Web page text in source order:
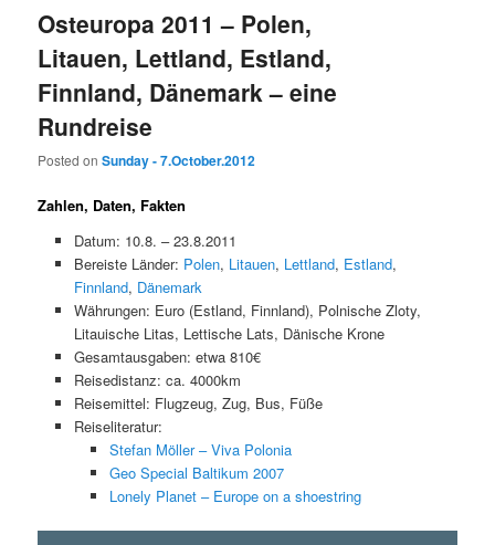
Osteuropa 2011 – Polen,
Litauen, Lettland, Estland,
Finnland, Dänemark – eine
Rundreise
Posted onSunday - 7.October.2012
Zahlen, Daten, Fakten
Datum: 10.8. – 23.8.2011
Bereiste Länder: Polen, Litauen, Lettland, Estland,
Finnland, Dänemark
Währungen: Euro (Estland, Finnland), Polnische Zloty,
Litauische Litas, Lettische Lats, Dänische Krone
Gesamtausgaben: etwa 810€
Reisedistanz: ca. 4000km
Reisemittel: Flugzeug, Zug, Bus, Füße
Reiseliteratur:
Stefan Möller – Viva Polonia
Geo Special Baltikum 2007
Lonely Planet – Europe on a shoestring